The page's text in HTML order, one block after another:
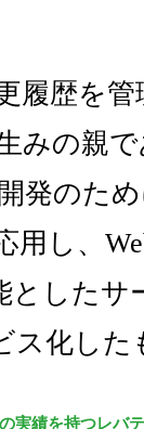
履歴を
みの親
発のた
用し、
としたサ
ス化した
実績を持つレバ